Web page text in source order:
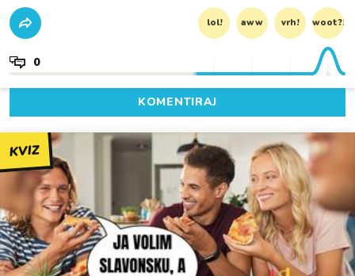
lol! aww vrh! woot?!
0
KOMENTIRAJ
KVIZ